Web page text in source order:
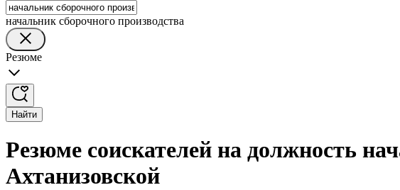
начальник сборочного производства
Резюме
Найти
Резюме соискателей на должность
Ахтанизовской